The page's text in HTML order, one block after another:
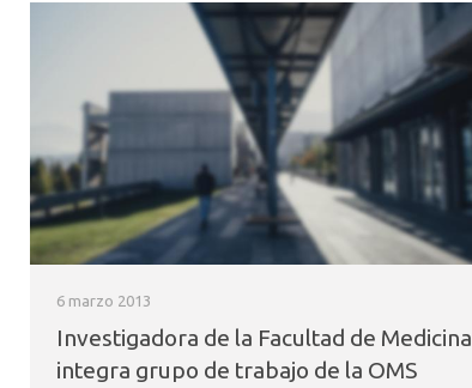
6 marzo 2013
Investigadora de la Facultad de Medicina
integra grupo de trabajo de la OMS